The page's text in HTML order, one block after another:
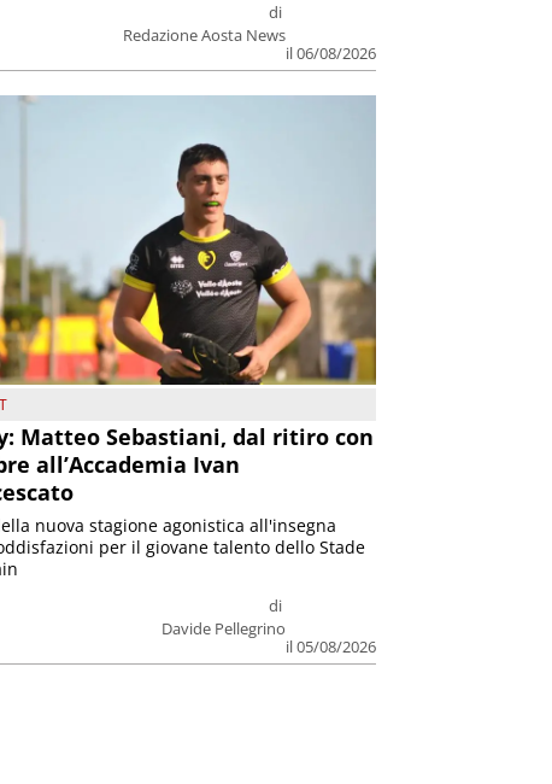
di
Redazione Aosta News
il 06/08/2026
Matteo Sebastiani, dal ritiro con
all’Accademia Ivan
di
Davide Pellegrino
il 05/08/2026
nuova stagione agonistica all'insegna
per il giovane talento dello Stade